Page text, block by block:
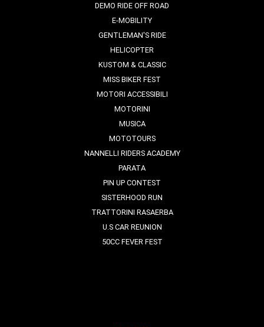
DEMO RIDE OFF ROAD
E-MOBILITY
GENTLEMAN'S RIDE
HELICOPTER
KUSTOM & CLASSIC
MISS BIKER FEST
MOTORI ACCESSIBILI
MOTORINI
MUSICA
MOTOTOURS
NANNELLI RIDERS ACADEMY
PARATA
PIN UP CONTEST
SISTERHOOD RUN
TRATTORINI RASAERBA
U.S CAR REUNION
50CC FEVER FEST